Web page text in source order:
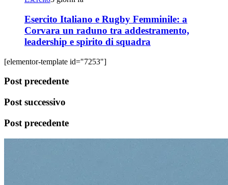
Esercito Italiano e Rugby Femminile: a
Corvara un raduno tra addestramento,
leadership e spirito di squadra
[elementor-template id="7253"]
Post precedente
Post successivo
Post precedente